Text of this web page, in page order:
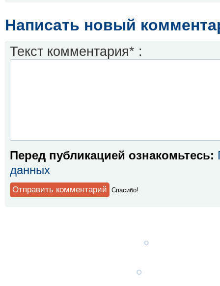
Написать новый
Текст комментария* :
Перед публикацией ознакомьтесь:
данных
Спaсибо!